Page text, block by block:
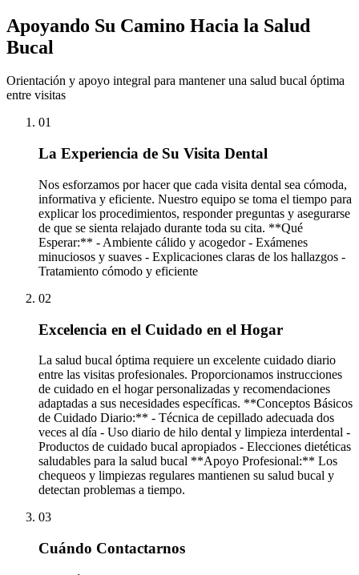
Apoyando Su Camino Hacia la Salud
Bucal
Orientación y apoyo integral para mantener una salud bucal óptima
entre visitas
01
La Experiencia de Su Visita Dental
Nos esforzamos por hacer que cada visita dental sea cómoda,
informativa y eficiente. Nuestro equipo se toma el tiempo para
explicar los procedimientos, responder preguntas y asegurarse
de que se sienta relajado durante toda su cita. **Qué
Esperar:** - Ambiente cálido y acogedor - Exámenes
minuciosos y suaves - Explicaciones claras de los hallazgos -
Tratamiento cómodo y eficiente
02
Excelencia en el Cuidado en el Hogar
La salud bucal óptima requiere un excelente cuidado diario
entre las visitas profesionales. Proporcionamos instrucciones
de cuidado en el hogar personalizadas y recomendaciones
adaptadas a sus necesidades específicas. **Conceptos Básicos
de Cuidado Diario:** - Técnica de cepillado adecuada dos
veces al día - Uso diario de hilo dental y limpieza interdental -
Productos de cuidado bucal apropiados - Elecciones dietéticas
saludables para la salud bucal **Apoyo Profesional:** Los
chequeos y limpiezas regulares mantienen su salud bucal y
detectan problemas a tiempo.
03
Cuándo Contactarnos